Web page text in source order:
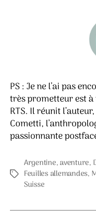
PS : Je ne l’ai pas
très prometteur est
RTS. Il réunit
Cometti,
passionnante
Étiquettes
Argentine,aventure,
Feuilles allemandes,
Suisse